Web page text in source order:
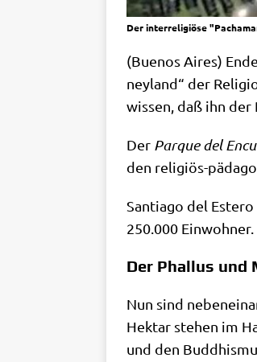
Der interreligiöse
(Bue­nos Aires)
ney­land“ der
wis­sen, daß ihn der
Der Par­que del
den reli­gi­ös-
Sant­ia­go del
250.000
Der Phallus und
Nun sind
Hekt­ar ste­hen im
und den